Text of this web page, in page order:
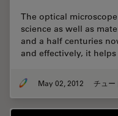
The optical
science as well as
and a half centuries
and effectively, it
May 02, 2012 チュー